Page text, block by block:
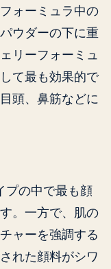
ォーミュラ中の
ウダーの下に重
リーフォーミュ
て最も効果的で
頭、鼻筋などに
プの中で最も顔
。一方で、肌の
ャーを強調する
れた顔料がシワ